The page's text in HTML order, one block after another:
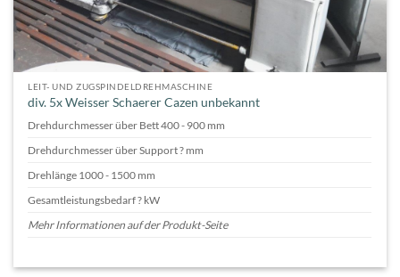
LEIT- UND ZUGSPINDELDREHMASCHINE
div. 5x Weisser Schaerer Cazen unbekannt
Drehdurchmesser über Bett 400 - 900 mm
Drehdurchmesser über Support ? mm
Drehlänge 1000 - 1500 mm
Gesamtleistungsbedarf ? kW
Mehr Informationen auf der Produkt-Seite